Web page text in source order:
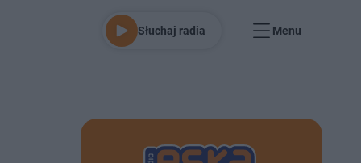
Słuchaj radia Menu